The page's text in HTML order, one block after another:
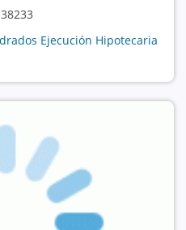
Ejecución Hipotecaria